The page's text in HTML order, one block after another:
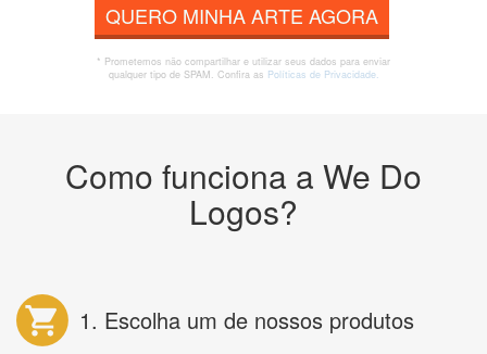
QUERO MINHA ARTE AGORA
* Prometemos não compartilhar e utilizar seus dados para enviar
qualquer tipo de SPAM. Confira as Políticas de Privacidade.
Como funciona a We Do
Logos?
1. Escolha um de nossos produtos